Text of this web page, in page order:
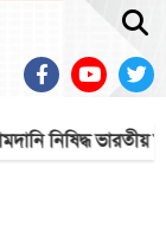
নিষিদ্ধ ভারতীয় মদ